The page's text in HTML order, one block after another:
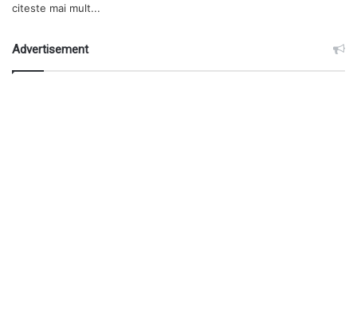
citeste mai mult...
Advertisement